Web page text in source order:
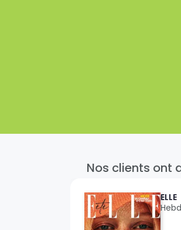
Nos clients ont
ELLE